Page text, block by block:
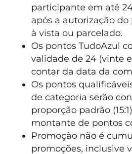
participante em até
após a autorização
à vista ou parcelado.
Os pontos TudoAzul
validade de 24 (vinte
contar da data da
Os pontos
de categoria serão
proporção padrão
montante de pontos
Promoção não é
promoções, inclusive